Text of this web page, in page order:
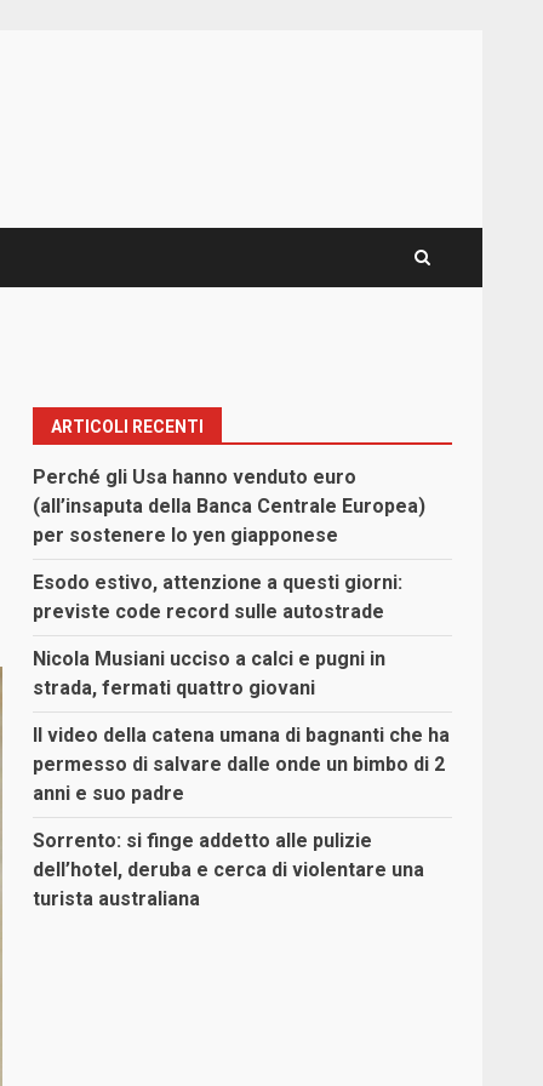
ARTICOLI RECENTI
Perché gli Usa hanno venduto euro
(all’insaputa della Banca Centrale Europea)
per sostenere lo yen giapponese
Esodo estivo, attenzione a questi giorni:
previste code record sulle autostrade
Nicola Musiani ucciso a calci e pugni in
strada, fermati quattro giovani
Il video della catena umana di bagnanti che ha
permesso di salvare dalle onde un bimbo di 2
anni e suo padre
Sorrento: si finge addetto alle pulizie
dell’hotel, deruba e cerca di violentare una
turista australiana